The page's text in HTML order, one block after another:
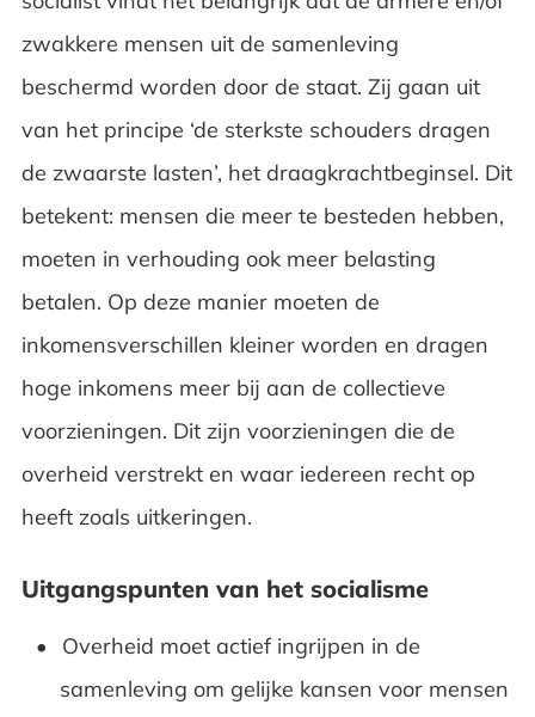
zwakkere mensen uit de samenleving
beschermd worden door de staat. Zij gaan uit
van het principe ‘de sterkste schouders dragen
de zwaarste lasten’, het draagkrachtbeginsel. Dit
betekent: mensen die meer te besteden hebben,
moeten in verhouding ook meer belasting
betalen. Op deze manier moeten de
inkomensverschillen kleiner worden en dragen
hoge inkomens meer bij aan de collectieve
voorzieningen. Dit zijn voorzieningen die de
overheid verstrekt en waar iedereen recht op
heeft zoals uitkeringen.
Uitgangspunten van het socialisme
Overheid moet actief ingrijpen in de
samenleving om gelijke kansen voor mensen